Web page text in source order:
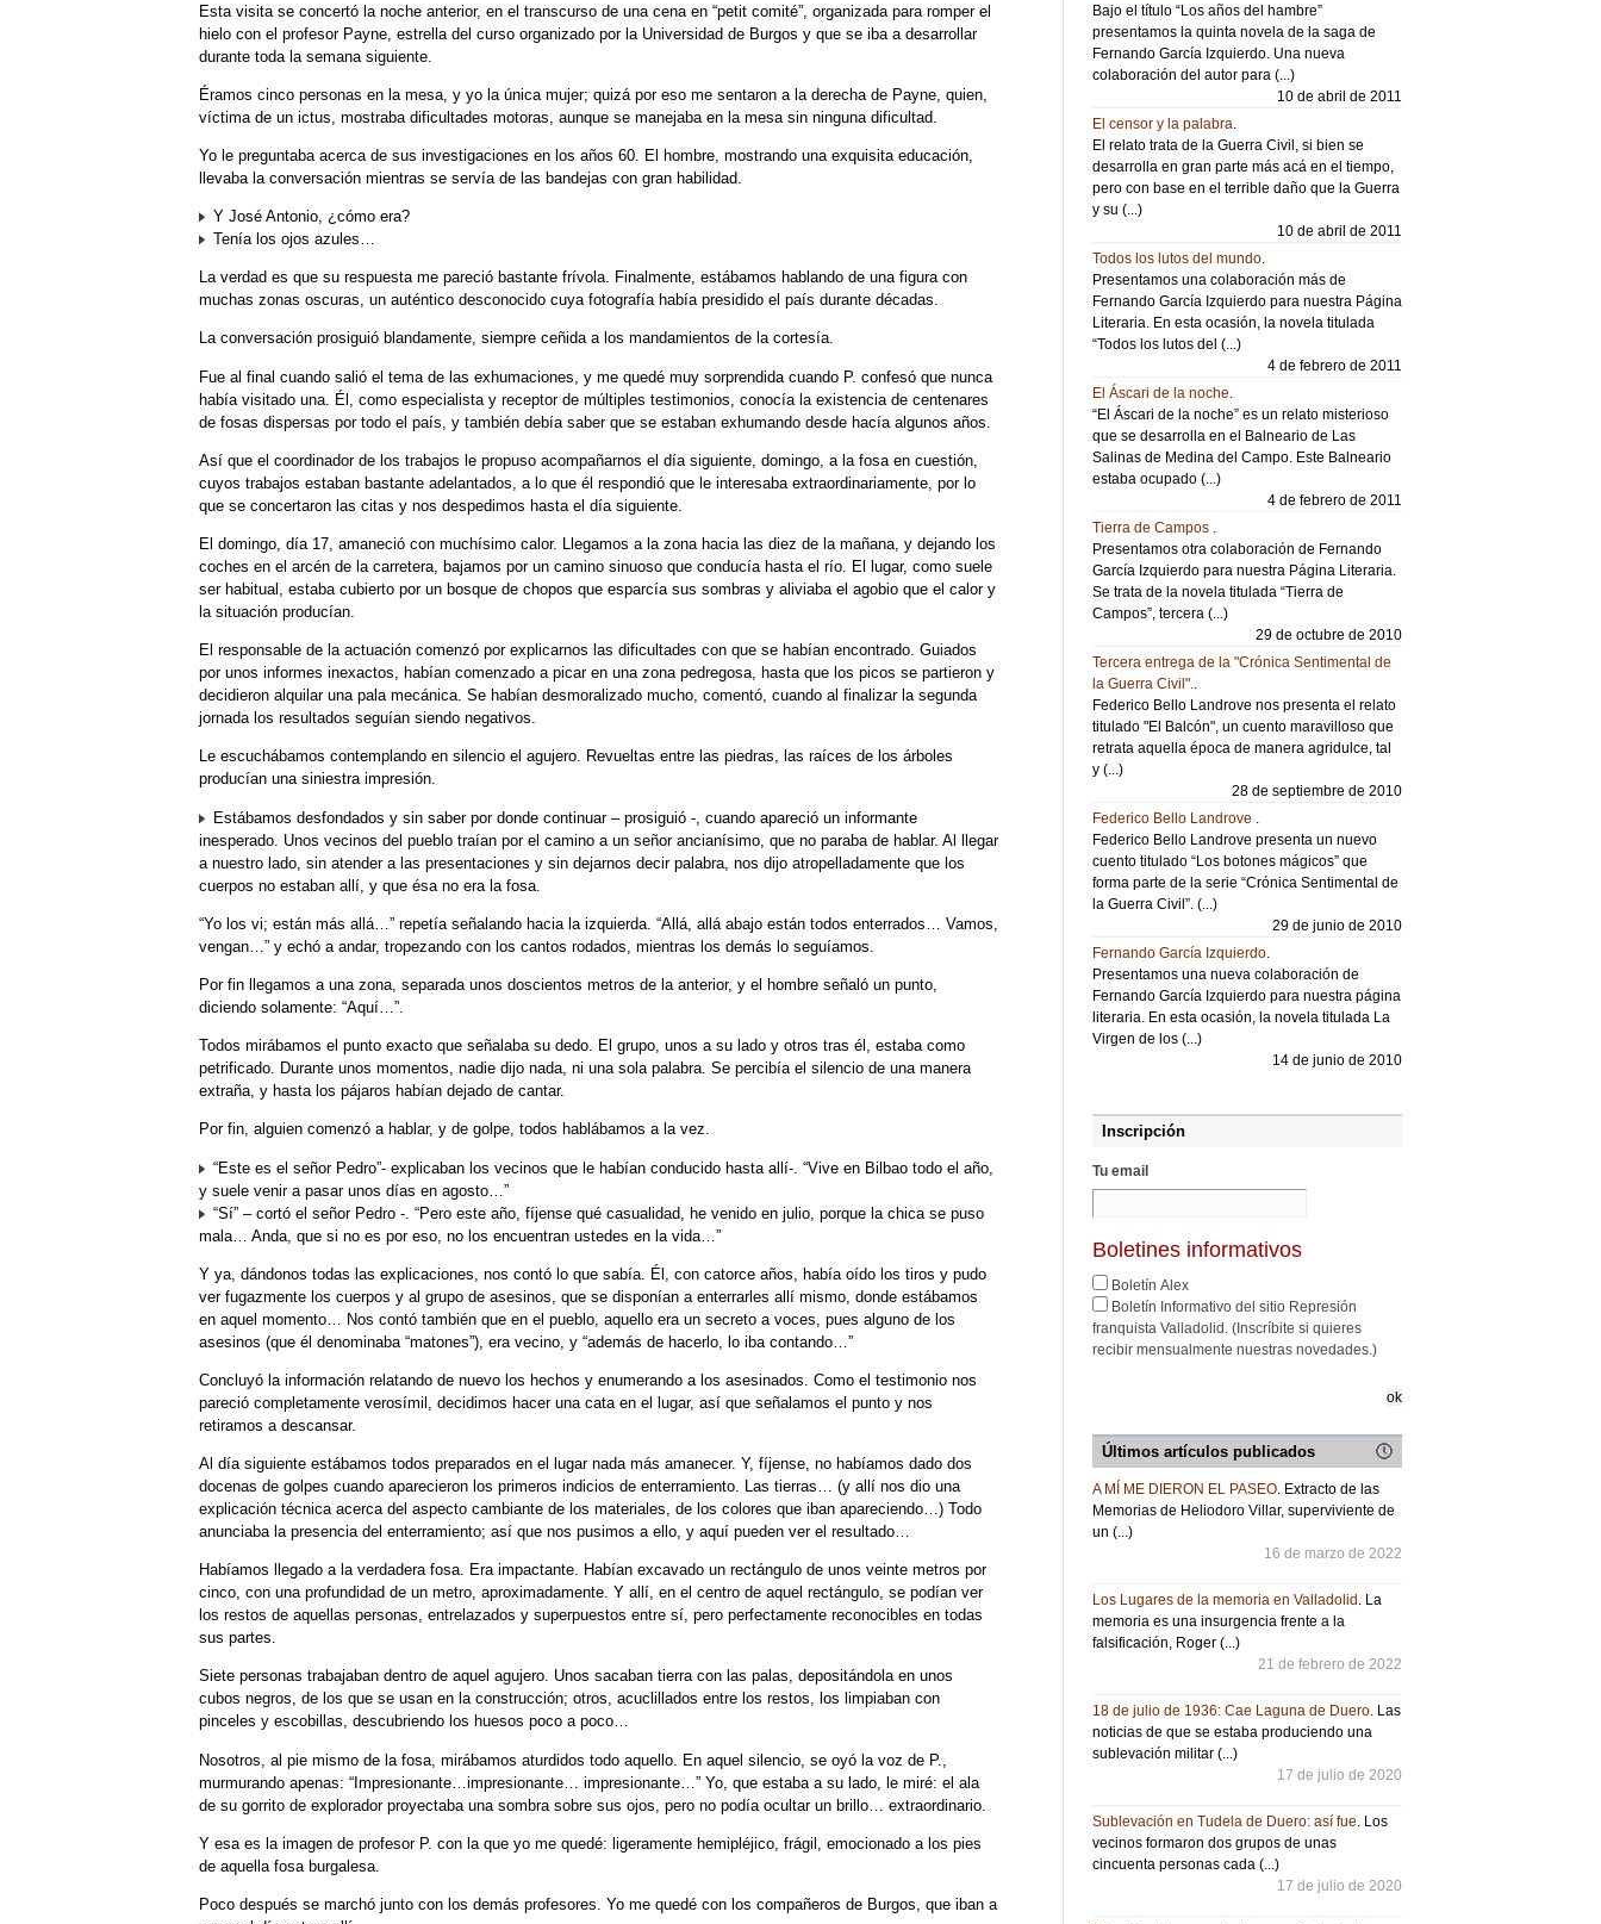
Esta visita se concertó la noche anterior, en el transcurso de una cena en “petit comité”, organizada para romper el
hielo con el profesor Payne, estrella del curso organizado por la Universidad de Burgos y que se iba a desarrollar
durante toda la semana siguiente.
Éramos cinco personas en la mesa, y yo la única mujer; quizá por eso me sentaron a la derecha de Payne, quien,
víctima de un ictus, mostraba dificultades motoras, aunque se manejaba en la mesa sin ninguna dificultad.
Yo le preguntaba acerca de sus investigaciones en los años 60. El hombre, mostrando una exquisita educación,
llevaba la conversación mientras se servía de las bandejas con gran habilidad.
Y José Antonio, ¿cómo era?
Tenía los ojos azules…
La verdad es que su respuesta me pareció bastante frívola. Finalmente, estábamos hablando de una figura con
muchas zonas oscuras, un auténtico desconocido cuya fotografía había presidido el país durante décadas.
La conversación prosiguió blandamente, siempre ceñida a los mandamientos de la cortesía.
Fue al final cuando salió el tema de las exhumaciones, y me quedé muy sorprendida cuando P. confesó que nunca
había visitado una. Él, como especialista y receptor de múltiples testimonios, conocía la existencia de centenares
de fosas dispersas por todo el país, y también debía saber que se estaban exhumando desde hacía algunos años.
Así que el coordinador de los trabajos le propuso acompañarnos el día siguiente, domingo, a la fosa en cuestión,
cuyos trabajos estaban bastante adelantados, a lo que él respondió que le interesaba extraordinariamente, por lo
que se concertaron las citas y nos despedimos hasta el día siguiente.
El domingo, día 17, amaneció con muchísimo calor. Llegamos a la zona hacia las diez de la mañana, y dejando los
coches en el arcén de la carretera, bajamos por un camino sinuoso que conducía hasta el río. El lugar, como suele
ser habitual, estaba cubierto por un bosque de chopos que esparcía sus sombras y aliviaba el agobio que el calor y
la situación producían.
El responsable de la actuación comenzó por explicarnos las dificultades con que se habían encontrado. Guiados
por unos informes inexactos, habían comenzado a picar en una zona pedregosa, hasta que los picos se partieron y
decidieron alquilar una pala mecánica. Se habían desmoralizado mucho, comentó, cuando al finalizar la segunda
jornada los resultados seguían siendo negativos.
Le escuchábamos contemplando en silencio el agujero. Revueltas entre las piedras, las raíces de los árboles
producían una siniestra impresión.
Estábamos desfondados y sin saber por donde continuar – prosiguió -, cuando apareció un informante
inesperado. Unos vecinos del pueblo traían por el camino a un señor ancianísimo, que no paraba de hablar. Al llegar
a nuestro lado, sin atender a las presentaciones y sin dejarnos decir palabra, nos dijo atropelladamente que los
cuerpos no estaban allí, y que ésa no era la fosa.
“Yo los vi; están más allá…” repetía señalando hacia la izquierda. “Allá, allá abajo están todos enterrados… Vamos,
vengan…” y echó a andar, tropezando con los cantos rodados, mientras los demás lo seguíamos.
Por fin llegamos a una zona, separada unos doscientos metros de la anterior, y el hombre señaló un punto,
diciendo solamente: “Aquí…”.
Todos mirábamos el punto exacto que señalaba su dedo. El grupo, unos a su lado y otros tras él, estaba como
petrificado. Durante unos momentos, nadie dijo nada, ni una sola palabra. Se percibía el silencio de una manera
extraña, y hasta los pájaros habían dejado de cantar.
Por fin, alguien comenzó a hablar, y de golpe, todos hablábamos a la vez.
“Este es el señor Pedro”- explicaban los vecinos que le habían conducido hasta allí-. “Vive en Bilbao todo el año,
y suele venir a pasar unos días en agosto…”
“Sí” – cortó el señor Pedro -. “Pero este año, fíjense qué casualidad, he venido en julio, porque la chica se puso
mala… Anda, que si no es por eso, no los encuentran ustedes en la vida…”
Y ya, dándonos todas las explicaciones, nos contó lo que sabía. Él, con catorce años, había oído los tiros y pudo
ver fugazmente los cuerpos y al grupo de asesinos, que se disponían a enterrarles allí mismo, donde estábamos
en aquel momento… Nos contó también que en el pueblo, aquello era un secreto a voces, pues alguno de los
asesinos (que él denominaba “matones”), era vecino, y “además de hacerlo, lo iba contando…”
Concluyó la información relatando de nuevo los hechos y enumerando a los asesinados. Como el testimonio nos
pareció completamente verosímil, decidimos hacer una cata en el lugar, así que señalamos el punto y nos
retiramos a descansar.
Al día siguiente estábamos todos preparados en el lugar nada más amanecer. Y, fíjense, no habíamos dado dos
docenas de golpes cuando aparecieron los primeros indicios de enterramiento. Las tierras… (y allí nos dio una
explicación técnica acerca del aspecto cambiante de los materiales, de los colores que iban apareciendo…) Todo
anunciaba la presencia del enterramiento; así que nos pusimos a ello, y aquí pueden ver el resultado…
Habíamos llegado a la verdadera fosa. Era impactante. Habían excavado un rectángulo de unos veinte metros por
cinco, con una profundidad de un metro, aproximadamente. Y allí, en el centro de aquel rectángulo, se podían ver
los restos de aquellas personas, entrelazados y superpuestos entre sí, pero perfectamente reconocibles en todas
sus partes.
Siete personas trabajaban dentro de aquel agujero. Unos sacaban tierra con las palas, depositándola en unos
cubos negros, de los que se usan en la construcción; otros, acuclillados entre los restos, los limpiaban con
pinceles y escobillas, descubriendo los huesos poco a poco…
Nosotros, al pie mismo de la fosa, mirábamos aturdidos todo aquello. En aquel silencio, se oyó la voz de P.,
murmurando apenas: “Impresionante…impresionante… impresionante…” Yo, que estaba a su lado, le miré: el ala
de su gorrito de explorador proyectaba una sombra sobre sus ojos, pero no podía ocultar un brillo… extraordinario.
Y esa es la imagen de profesor P. con la que yo me quedé: ligeramente hemipléjico, frágil, emocionado a los pies
de aquella fosa burgalesa.
Poco después se marchó junto con los demás profesores. Yo me quedé con los compañeros de Burgos, que iban a
Bajo el título “Los años del hambre”
presentamos la quinta novela de la saga de
Fernando García Izquierdo. Una nueva
colaboración del autor para (...)
10 de abril de 2011
El censor y la palabra.
El relato trata de la Guerra Civil, si bien se
desarrolla en gran parte más acá en el tiempo,
pero con base en el terrible daño que la Guerra
y su (...)
10 de abril de 2011
Todos los lutos del mundo.
Presentamos una colaboración más de
Fernando García Izquierdo para nuestra Página
Literaria. En esta ocasión, la novela titulada
“Todos los lutos del (...)
4 de febrero de 2011
El Áscari de la noche.
“El Áscari de la noche” es un relato misterioso
que se desarrolla en el Balneario de Las
Salinas de Medina del Campo. Este Balneario
estaba ocupado (...)
4 de febrero de 2011
Tierra de Campos .
Presentamos otra colaboración de Fernando
García Izquierdo para nuestra Página Literaria.
Se trata de la novela titulada “Tierra de
Campos”, tercera (...)
29 de octubre de 2010
Tercera entrega de la "Crónica Sentimental de
la Guerra Civil"..
Federico Bello Landrove nos presenta el relato
titulado "El Balcón", un cuento maravilloso que
retrata aquella época de manera agridulce, tal
y (...)
28 de septiembre de 2010
Federico Bello Landrove .
Federico Bello Landrove presenta un nuevo
cuento titulado “Los botones mágicos” que
forma parte de la serie “Crónica Sentimental de
la Guerra Civil”. (...)
29 de junio de 2010
Fernando García Izquierdo.
Presentamos una nueva colaboración de
Fernando García Izquierdo para nuestra página
literaria. En esta ocasión, la novela titulada La
Virgen de los (...)
14 de junio de 2010
Inscripción
Tu email
Boletines informativos
Boletín Alex
Boletín Informativo del sitio Represión
franquista Valladolid. (Inscríbite si quieres
recibir mensualmente nuestras novedades.)
Últimos artículos publicados
A MÍ ME DIERON EL PASEO . Extracto de las
Memorias de Heliodoro Villar, superviviente de
un (...)
16 de marzo de 2022
Los Lugares de la memoria en Valladolid . La
memoria es una insurgencia frente a la
falsificación, Roger (...)
21 de febrero de 2022
18 de julio de 1936: Cae Laguna de Duero . Las
noticias de que se estaba produciendo una
sublevación militar (...)
17 de julio de 2020
Sublevación en Tudela de Duero: así fue . Los
vecinos formaron dos grupos de unas
cincuenta personas cada (...)
17 de julio de 2020